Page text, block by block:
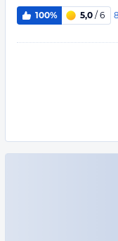
100% 5,0 / 6 8